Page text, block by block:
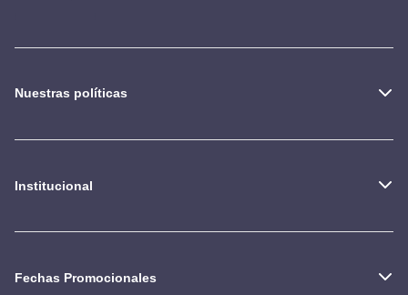
Nuestras políticas
Institucional
Fechas Promocionales